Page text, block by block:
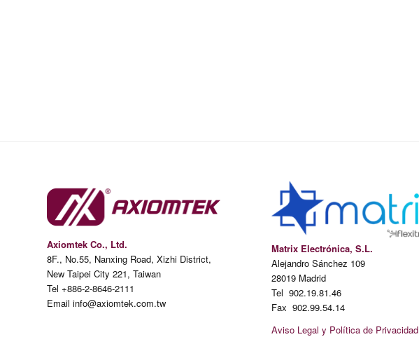
Axiomtek Co., Ltd.
8F., No.55, Nanxing Road, Xizhi District,
New Taipei City 221, Taiwan
Tel +886-2-8646-2111
Email info@axiomtek.com.tw
Matrix Electrónica, S.L.
Alejandro Sánchez 109
28019 Madrid
Tel 902.19.81.46
Fax 902.99.54.14
Aviso Legal y Política de Privacidad